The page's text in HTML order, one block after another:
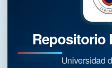
Repositorio
Universidad